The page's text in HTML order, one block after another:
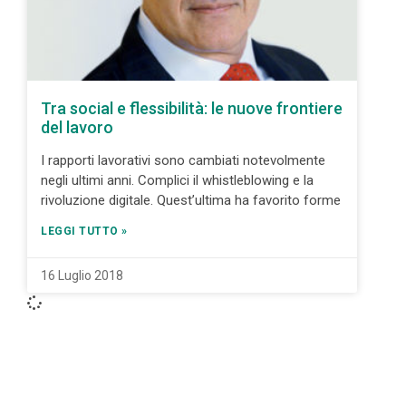
Tra social e flessibilità: le nuove frontiere
del lavoro
I rapporti lavorativi sono cambiati notevolmente
negli ultimi anni. Complici il whistleblowing e la
rivoluzione digitale. Quest’ultima ha favorito forme
LEGGI TUTTO »
16 Luglio 2018